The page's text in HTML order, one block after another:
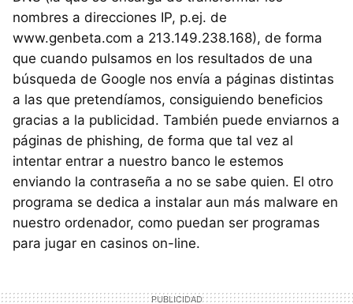
nombres a direcciones IP, p.ej. de
www.genbeta.com a 213.149.238.168), de forma
que cuando pulsamos en los resultados de una
búsqueda de Google nos envía a páginas distintas
a las que pretendíamos, consiguiendo beneficios
gracias a la publicidad. También puede enviarnos a
páginas de phishing, de forma que tal vez al
intentar entrar a nuestro banco le estemos
enviando la contraseña a no se sabe quien. El otro
programa se dedica a instalar aun más malware en
nuestro ordenador, como puedan ser programas
para jugar en casinos on-line.